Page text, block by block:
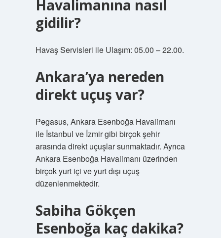
Havalimanına nasıl
gidilir?
Havaş Servisleri ile Ulaşım: 05.00 – 22.00.
Ankara’ya nereden
direkt uçuş var?
Pegasus, Ankara Esenboğa Havalimanı
ile İstanbul ve İzmir gibi birçok şehir
arasında direkt uçuşlar sunmaktadır. Ayrıca
Ankara Esenboğa Havalimanı üzerinden
birçok yurt içi ve yurt dışı uçuş
düzenlenmektedir.
Sabiha Gökçen
Esenboğa kaç dakika?